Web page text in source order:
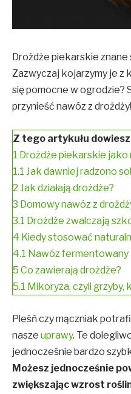
Drożdże piekarskie znane
Zazwyczaj kojarzymy je z
się pomocne w ogrodzie?
przynieść nawóz z drożdży!
Z tego artykułu dowiesz
1 Drożdże piekarskie jako
1.1 Jak dawniej radzono
2 Jak działają drożdże?
3 Domowy nawóz z
3.1 Drożdże zwalczają
4 Kiedy stosować
4.1 Nawóz fermentowany
5 Co zawierają drożdże?
5.1 Mikoryza, czyli
Pleśń czy mączniak
nasze uprawy. Te
jednocześnie bardzo
Możesz jednocześnie
zwiększając wzrost